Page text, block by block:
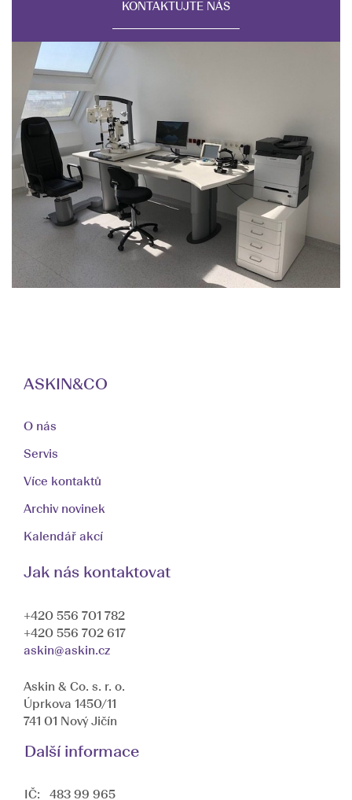
KONTAKTUJTE NÁS
ASKIN&CO
O nás
Servis
Více kontaktů
Archiv novinek
Kalendář akcí
Jak nás kontaktovat
+420 556 701 782
+420 556 702 617
askin@askin.cz
Askin & Co. s. r. o.
Úprkova 1450/11
741 01 Nový Jičín
Další informace
IČ: 483 99 965